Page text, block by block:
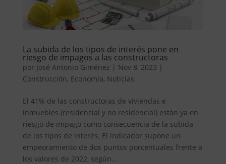
La subida de los tipos de interés pone en
riesgo de impagos a las constructoras
por José Antonio Giménez | Nov 8, 2023 |
Construcción, Economía, Noticias
El 41% de las constructoras de viviendas e
inmuebles (residencial y no residencial) están ya en
riesgo de impago como consecuencia de la subida
de los tipos de interés. El indicador supone un
empeoramiento de dos puntos porcentuales frente a
los valores de 2022, según...